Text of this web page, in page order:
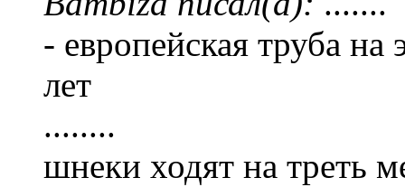
- европейская труба на
лет
........
шнеки ходят на треть